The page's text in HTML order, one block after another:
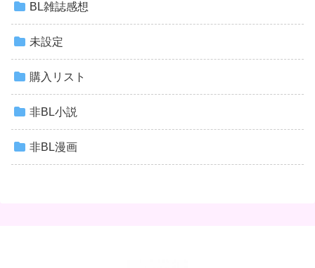
BL雑誌感想
未設定
購入リスト
非BL小説
非BL漫画